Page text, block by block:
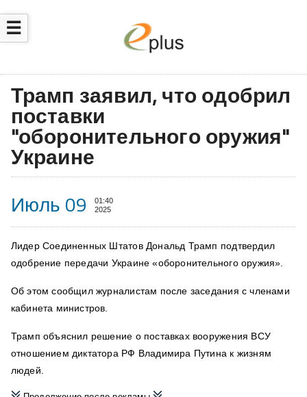
☰
Трамп заявил, что одобрил
поставки
"оборонительного оружия"
Украине
Июль 09
01:40
2025
Лидер Соединенных Штатов Дональд Трамп подтвердил
одобрение передачи Украине «оборонительного оружия».
Об этом сообщил журналистам после заседания с членами
кабинета министров.
Трамп объяснил решение о поставках вооружения ВСУ
отношением диктатора РФ Владимира Путина к жизням
людей.